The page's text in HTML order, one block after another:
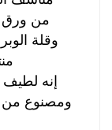
من ورق
وقلة